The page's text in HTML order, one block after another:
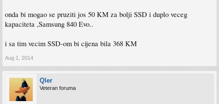
onda bi mogao se pruziti jos 50 KM za bolji SSD i duplo veceg
kapaciteta ,Samsung 840 Evo..
i sa tim vecim SSD-om bi cijena bila 368 KM
Aug 1, 2014
Qler
Veteran foruma